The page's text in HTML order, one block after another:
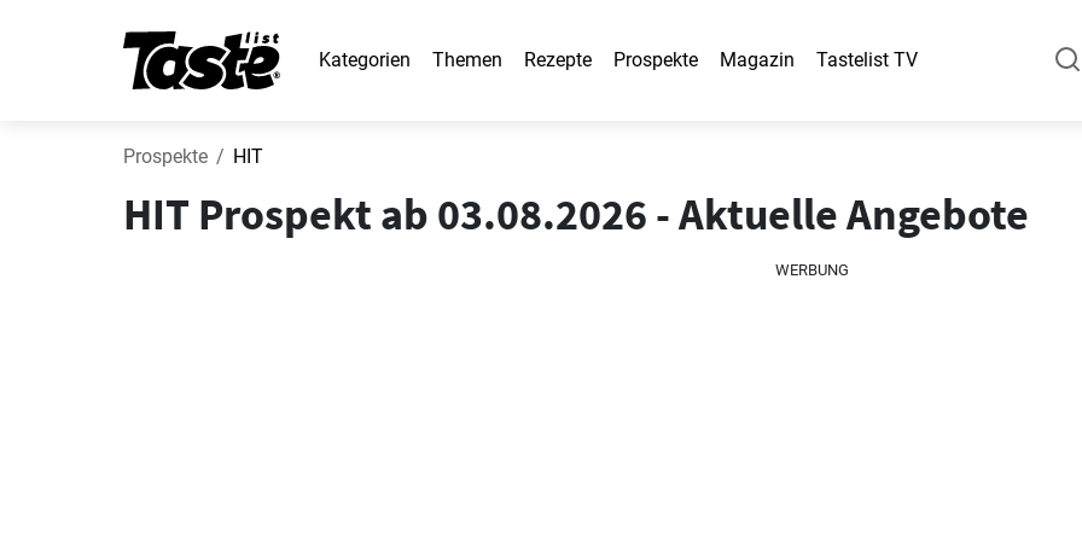
Kategorien Themen Rezepte Prospekte Magazin Tastelist TV
Prospekte HIT
HIT Prospekt ab 03.08.2026 - Aktuelle Angebote
WERBUNG